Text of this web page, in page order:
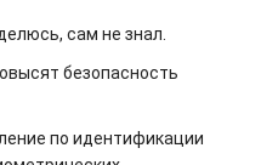
сам не знал.
безопасность
по идентификации